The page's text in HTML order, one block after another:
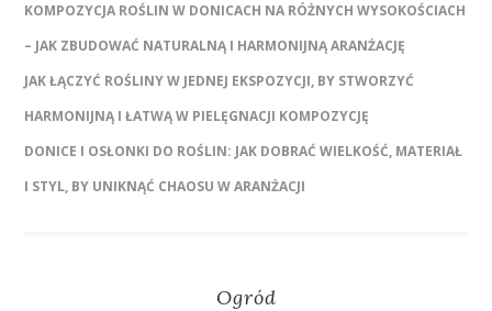
KOMPOZYCJA ROŚLIN W DONICACH NA RÓŻNYCH WYSOKOŚCIACH
– JAK ZBUDOWAĆ NATURALNĄ I HARMONIJNĄ ARANŻACJĘ
JAK ŁĄCZYĆ ROŚLINY W JEDNEJ EKSPOZYCJI, BY STWORZYĆ
HARMONIJNĄ I ŁATWĄ W PIELĘGNACJI KOMPOZYCJĘ
DONICE I OSŁONKI DO ROŚLIN: JAK DOBRAĆ WIELKOŚĆ, MATERIAŁ
I STYL, BY UNIKNĄĆ CHAOSU W ARANŻACJI
Ogród